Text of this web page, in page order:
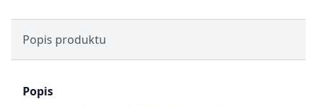
Popis produktu
Popis